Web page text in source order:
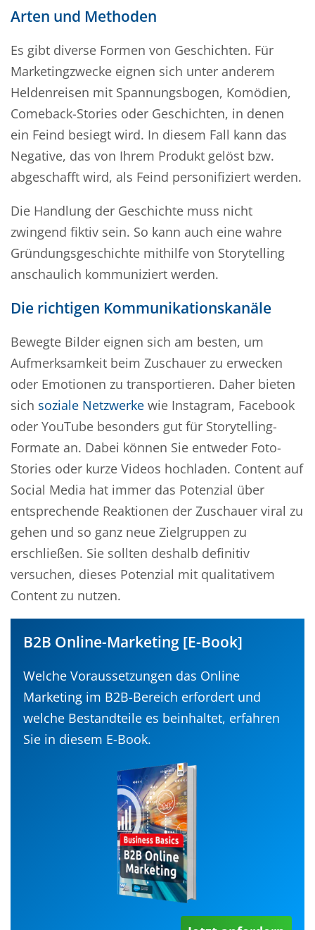
Arten und Methoden
Es gibt diverse Formen von Geschichten. Für
Marketingzwecke eignen sich unter anderem
Heldenreisen mit Spannungsbogen, Komödien,
Comeback-Stories oder Geschichten, in denen
ein Feind besiegt wird. In diesem Fall kann das
Negative, das von Ihrem Produkt gelöst bzw.
abgeschafft wird, als Feind personifiziert werden.
Die Handlung der Geschichte muss nicht
zwingend fiktiv sein. So kann auch eine wahre
Gründungsgeschichte mithilfe von Storytelling
anschaulich kommuniziert werden.
Die richtigen Kommunikationskanäle
Bewegte Bilder eignen sich am besten, um
Aufmerksamkeit beim Zuschauer zu erwecken
oder Emotionen zu transportieren. Daher bieten
sich soziale Netzwerke wie Instagram, Facebook
oder YouTube besonders gut für Storytelling-
Formate an. Dabei können Sie entweder Foto-
Stories oder kurze Videos hochladen. Content auf
Social Media hat immer das Potenzial über
entsprechende Reaktionen der Zuschauer viral zu
gehen und so ganz neue Zielgruppen zu
erschließen. Sie sollten deshalb definitiv
versuchen, dieses Potenzial mit qualitativem
Content zu nutzen.
B2B Online-Marketing [E-Book]
Welche Voraussetzungen das Online
Marketing im B2B-Bereich erfordert und
welche Bestandteile es beinhaltet, erfahren
Sie in diesem E-Book.